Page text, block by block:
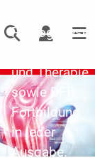
Pathogenese,
und Therapie
sowie DFP-
Fortbildung
in jeder
Ausgabe.